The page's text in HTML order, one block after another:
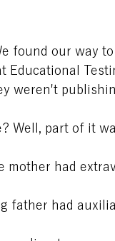
found our way
Educational
weren't
Well, part of it
mother had
father had